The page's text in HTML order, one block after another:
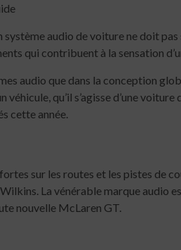
audio de voiture ne doit
qui contribuent à la sensation
audio que dans la conception
qu’il s’agisse d’une voiture
cette année.
sur les routes et les pistes de
La vénérable marque audio
nouvelle McLaren GT.